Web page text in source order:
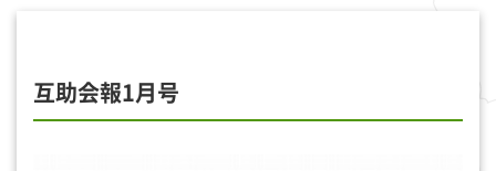
互助会報1月号